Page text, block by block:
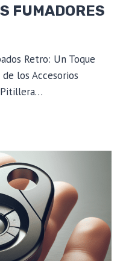
FUMADORES
Retro: Un Toque
los Accesorios
Pitillera…